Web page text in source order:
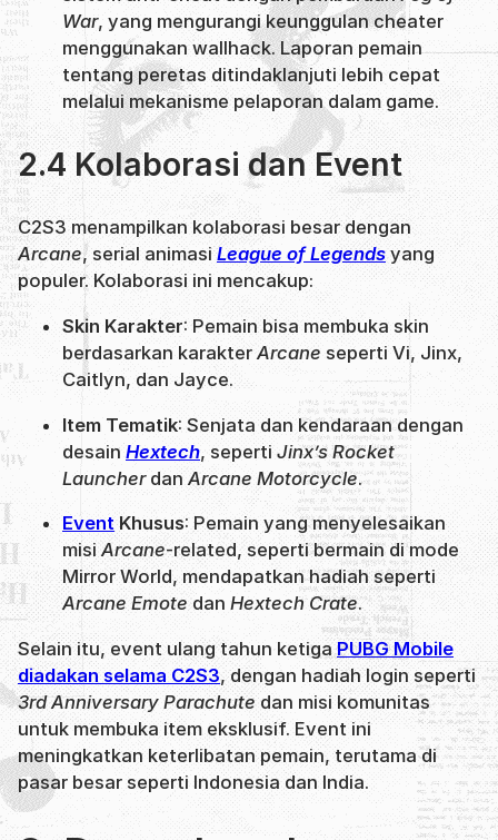
War, yang mengurangi keunggulan cheater
menggunakan wallhack. Laporan pemain
tentang peretas ditindaklanjuti lebih cepat
melalui mekanisme pelaporan dalam game.
2.4 Kolaborasi dan Event
C2S3 menampilkan kolaborasi besar dengan
Arcane, serial animasiLeague of Legends yang
populer. Kolaborasi ini mencakup:
Skin Karakter: Pemain bisa membuka skin
berdasarkan karakter Arcane seperti Vi, Jinx,
Caitlyn, dan Jayce.
Item Tematik: Senjata dan kendaraan dengan
desainHextech, seperti Jinx’s Rocket
Launcherdan Arcane Motorcycle.
EventKhusus: Pemain yang menyelesaikan
misiArcane-related, seperti bermain di mode
Mirror World, mendapatkan hadiah seperti
Arcane Emote dan Hextech Crate.
Selain itu, event ulang tahun ketigaPUBG Mobile
diadakan selama C2S3, dengan hadiah login seperti
3rd Anniversary Parachutedan misi komunitas
untuk membuka item eksklusif. Event ini
meningkatkan keterlibatan pemain, terutama di
pasar besar seperti Indonesia dan India.